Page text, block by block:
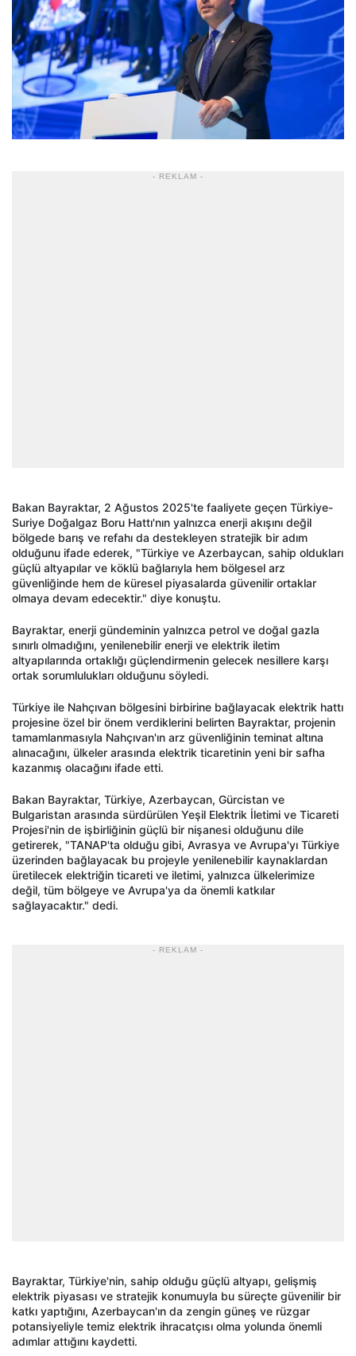
- REKLAM -
Bakan Bayraktar, 2 Ağustos 2025'te faaliyete geçen Türkiye-
Suriye Doğalgaz Boru Hattı'nın yalnızca enerji akışını değil
bölgede barış ve refahı da destekleyen stratejik bir adım
olduğunu ifade ederek, "Türkiye ve Azerbaycan, sahip oldukları
güçlü altyapılar ve köklü bağlarıyla hem bölgesel arz
güvenliğinde hem de küresel piyasalarda güvenilir ortaklar
olmaya devam edecektir." diye konuştu.
Bayraktar, enerji gündeminin yalnızca petrol ve doğal gazla
sınırlı olmadığını, yenilenebilir enerji ve elektrik iletim
altyapılarında ortaklığı güçlendirmenin gelecek nesillere karşı
ortak sorumlulukları olduğunu söyledi.
Türkiye ile Nahçıvan bölgesini birbirine bağlayacak elektrik hattı
projesine özel bir önem verdiklerini belirten Bayraktar, projenin
tamamlanmasıyla Nahçıvan'ın arz güvenliğinin teminat altına
alınacağını, ülkeler arasında elektrik ticaretinin yeni bir safha
kazanmış olacağını ifade etti.
Bakan Bayraktar, Türkiye, Azerbaycan, Gürcistan ve
Bulgaristan arasında sürdürülen Yeşil Elektrik İletimi ve Ticareti
Projesi'nin de işbirliğinin güçlü bir nişanesi olduğunu dile
getirerek, "TANAP'ta olduğu gibi, Avrasya ve Avrupa'yı Türkiye
üzerinden bağlayacak bu projeyle yenilenebilir kaynaklardan
üretilecek elektriğin ticareti ve iletimi, yalnızca ülkelerimize
değil, tüm bölgeye ve Avrupa'ya da önemli katkılar
sağlayacaktır." dedi.
- REKLAM -
Bayraktar, Türkiye'nin, sahip olduğu güçlü altyapı, gelişmiş
elektrik piyasası ve stratejik konumuyla bu süreçte güvenilir bir
katkı yaptığını, Azerbaycan'ın da zengin güneş ve rüzgar
potansiyeliyle temiz elektrik ihracatçısı olma yolunda önemli
adımlar attığını kaydetti.